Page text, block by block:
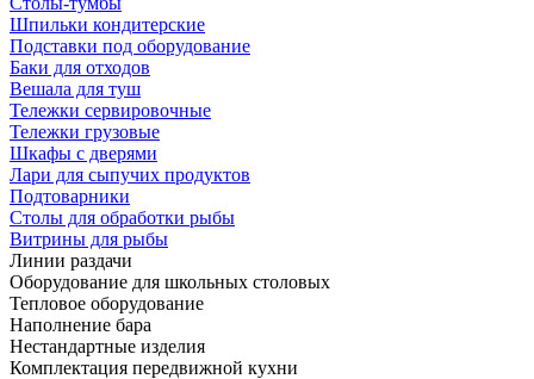
Шпильки кондитерские
Подставки под оборудование
Баки для отходов
Вешала для туш
Тележки сервировочные
Тележки грузовые
Шкафы с дверями
Лари для сыпучих продуктов
Подтоварники
Столы для обработки рыбы
Витрины для рыбы
Линии раздачи
Оборудование для школьных столовых
Тепловое оборудование
Наполнение бара
Нестандартные изделия
Комплектация передвижной кухни